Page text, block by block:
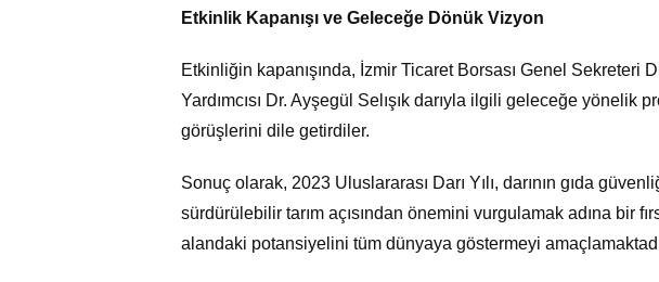
Etkinlik Kapanışı ve Geleceğe Dönük Vizyon
Etkinliğin kapanışında, İzmir Ticaret Borsası Genel Sekreteri
Yardımcısı Dr. Ayşegül Selışık darıyla ilgili geleceğe yönelik
görüşlerini dile getirdiler.
Sonuç olarak, 2023 Uluslararası Darı Yılı, darının gıda
sürdürülebilir tarım açısından önemini vurgulamak adına bir
alandaki potansiyelini tüm dünyaya göstermeyi